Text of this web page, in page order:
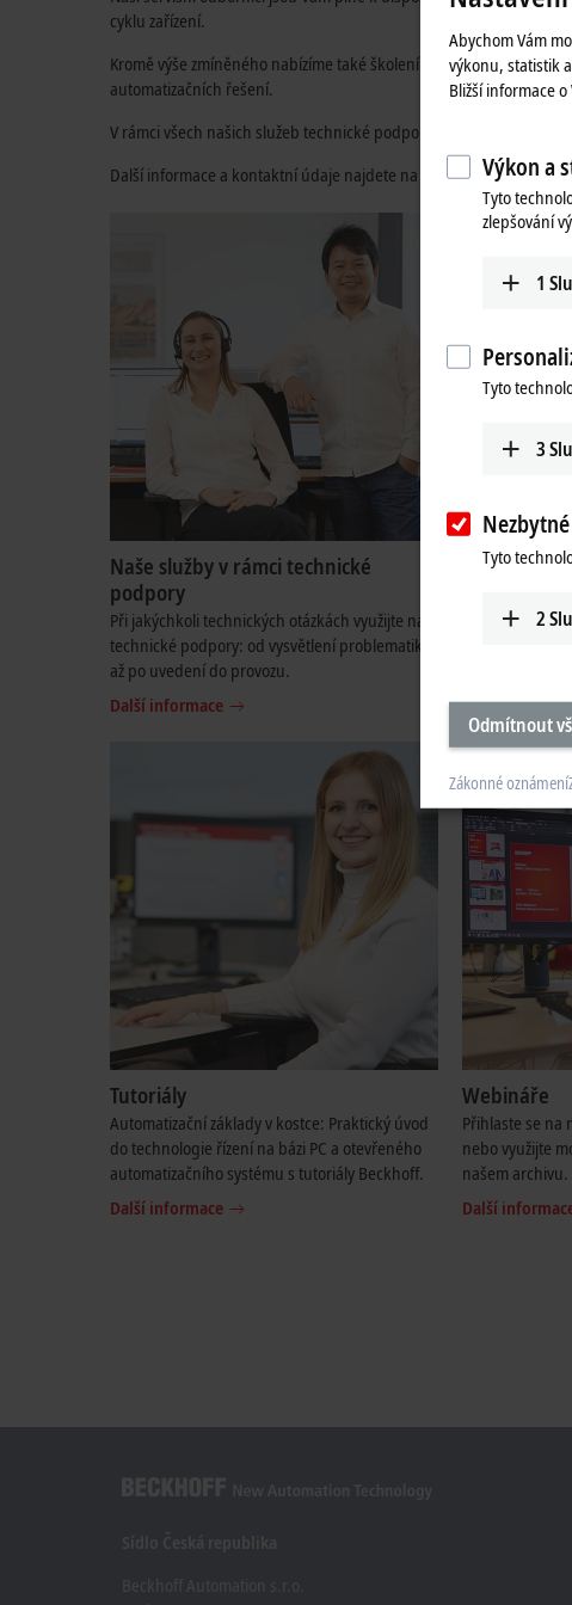
cyklu zařízení.
Kromě výše zmíněného nabízíme také školení (prezenční i online)
automatizačních řešení.
V rámci všech našich služeb technické podpory je rozhodující,
Další informace a kontaktní údaje najdete na následujících
Naše služby v rámci technické
podpory
Při jakýchkoli technických otázkách využijte naší
technické podpory: od vysvětlení problematiky
až po uvedení do provozu.
Další informace
Naše
servisu. Zde
Tutoriály
Automatizační základy v kostce: Praktický úvod
do technologie řízení na bázi PC a otevřeného
automatizačního systému s tutoriály Beckhoff.
Další informace
Webináře
Přihlaste se na
nebo využijte
našem archivu.
Další
Abychom Vám
výkonu, statistik
Bližší informace
Výkon a
Tyto
zlepšování
1
Tyto
3
Nezbytné
Tyto
2
Odmítnout
Zákonné oznámení